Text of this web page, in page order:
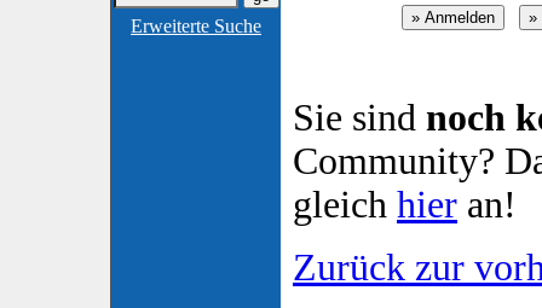
Erweiterte Suche
Sie sind noch
Community?
gleich hier an!
Zurück zur